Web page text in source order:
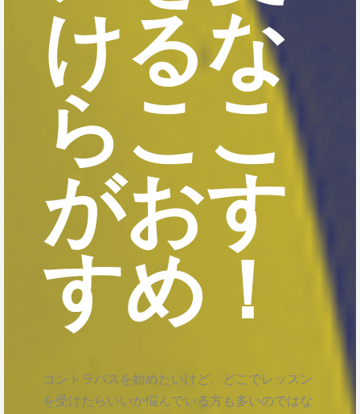
けるな
らここ
がおす
すめ！
コントラバスを始めたいけど、どこでレッスン
を受けたらいいか悩んでいる方も多いのではな